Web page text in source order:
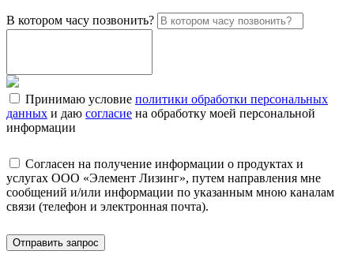
В котором часу позвонить?
Принимаю условие политики обработки персональных
данных и даю согласие на обработку моей персональной
информации
Согласен на получение информации о продуктах и
услугах ООО «Элемент Лизинг», путем направления мне
сообщений и/или информации по указанным мною каналам
связи (телефон и электронная почта).
Отправить запрос